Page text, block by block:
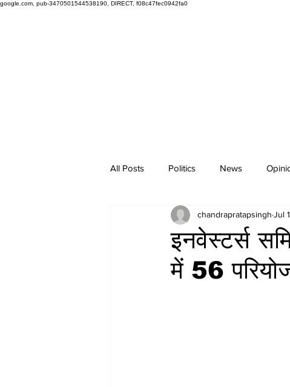
google.com, pub-3470501544538190, DIRECT, f08c47fec0942fa0
All Posts Politics News
इनवेस्टर्स
में 56
chandrapratapsingh Jul